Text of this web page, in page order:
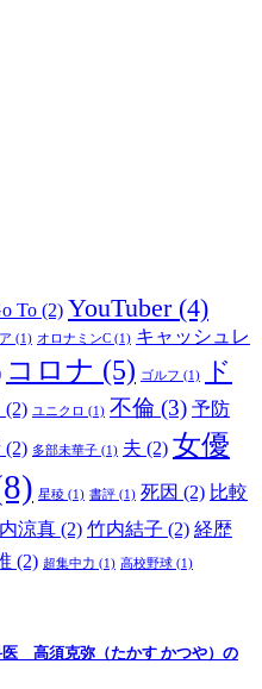
To (2) YouTuber(4)
(1) オロナミンC (1) キャッシュレ
コロナ (5) ゴルフ (1)
ド
(2) ユニクロ (1) 不倫 (3) 予防
(2) 多部未華子 (1) 夫 (2) 女優
星稜 (1) 書評 (1) 死因 (2) 比較
涼真 (2) 竹内結子 (2) 経歴
(2) 超集中力 (1) 高校野球 (1)
高須克弥（たかす かつや）の